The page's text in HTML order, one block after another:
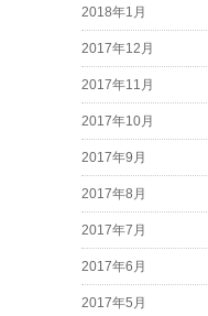
2018年1月
2017年12月
2017年11月
2017年10月
2017年9月
2017年8月
2017年7月
2017年6月
2017年5月